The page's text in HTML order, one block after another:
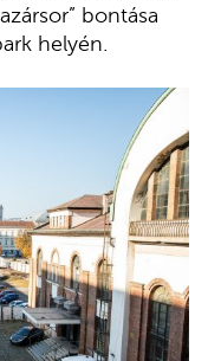
bontása
helyén.